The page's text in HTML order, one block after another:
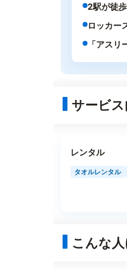
2駅が徒
ロッカー
「アス
サービ
レンタル
タオルレンタル
こんな